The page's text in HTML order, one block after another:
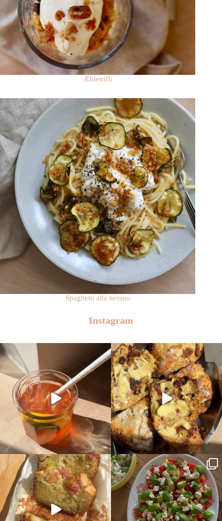
Æbletrifli
Spaghetti alla nerano
Instagram